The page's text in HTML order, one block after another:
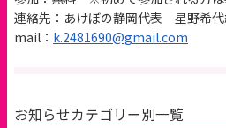
連絡先：あけぼの静岡代表 星野希
mail： k.2481690@gmail.com
お知らせカテゴリー別一覧